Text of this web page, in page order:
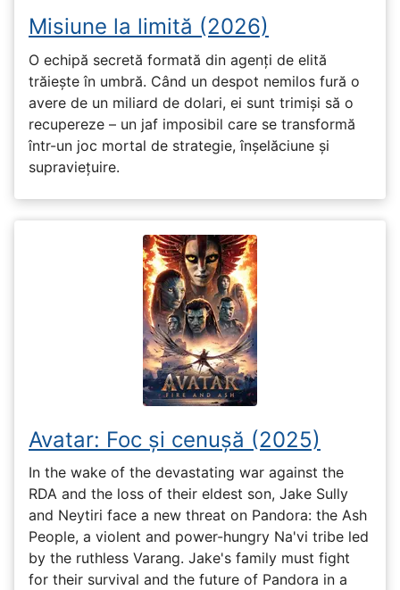
Misiune la limită (2026)
O echipă secretă formată din agenți de elită
trăiește în umbră. Când un despot nemilos fură o
avere de un miliard de dolari, ei sunt trimiși să o
recupereze – un jaf imposibil care se transformă
într-un joc mortal de strategie, înșelăciune și
supraviețuire.
Avatar: Foc și cenușă (2025)
In the wake of the devastating war against the
RDA and the loss of their eldest son, Jake Sully
and Neytiri face a new threat on Pandora: the Ash
People, a violent and power-hungry Na'vi tribe led
by the ruthless Varang. Jake's family must fight
for their survival and the future of Pandora in a